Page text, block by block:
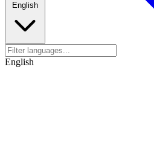
English
English